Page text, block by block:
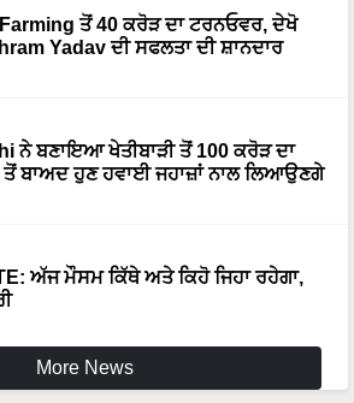
ਤੋਂ 40 ਕਰੋੜ ਦਾ ਟਰਨਓਵਰ, ਦੇਖੋ
Yadav ਦੀ ਸਫਲਤਾ ਦੀ ਸ਼ਾਨਦਾਰ
ਨੇ ਬਣਾਇਆ ਖੇਤੀਬਾੜੀ ਤੋਂ 100 ਕਰੋੜ ਦਾ
ਤੋਂ ਬਾਅਦ ਹੁਣ ਹਵਾਈ ਜਹਾਜ਼ਾਂ ਨਾਲ ਲਿਆਉਣਗੇ
ਅੱਜ ਮੌਸਮ ਕਿੱਥੇ ਅਤੇ ਕਿਹੋ ਜਿਹਾ ਰਹੇਗਾ,
More News